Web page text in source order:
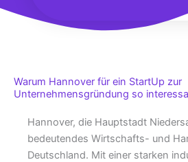
Warum Hannover für ein StartUp zur
Unternehmensgründung so
Hannover, die Hauptstadt
bedeutendes Wirtschafts- und
Deutschland. Mit einer starken